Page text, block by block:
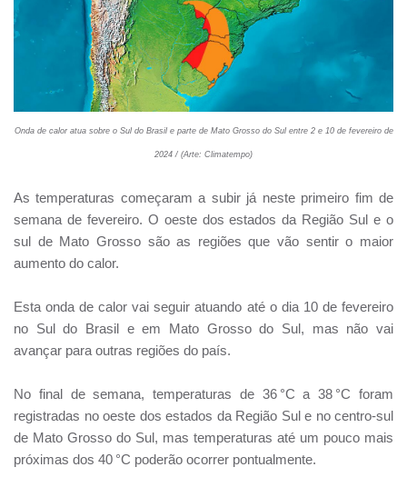
Onda de calor atua sobre o Sul do Brasil e parte de Mato Grosso do Sul entre 2 e 10 de fevereiro de
2024 / (Arte: Climatempo)
As temperaturas começaram a subir já neste primeiro fim de
semana de fevereiro. O oeste dos estados da Região Sul e o
sul de Mato Grosso são as regiões que vão sentir o maior
aumento do calor.
Esta onda de calor vai seguir atuando até o dia 10 de fevereiro
no Sul do Brasil e em Mato Grosso do Sul, mas não vai
avançar para outras regiões do país.
No final de semana, temperaturas de 36 °C a 38 °C foram
registradas no oeste dos estados da Região Sul e no centro-sul
de Mato Grosso do Sul, mas temperaturas até um pouco mais
próximas dos 40 °C poderão ocorrer pontualmente.